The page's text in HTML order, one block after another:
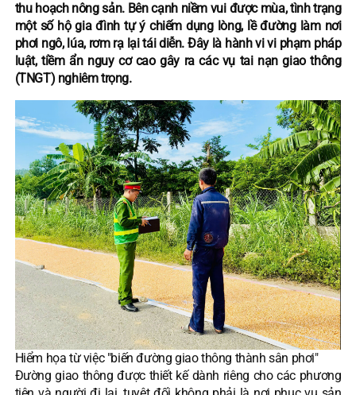
thu hoạch nông sản. Bên cạnh niềm vui được mùa, tình trạng
một số hộ gia đình tự ý chiếm dụng lòng, lề đường làm nơi
phơi ngô, lúa, rơm rạ lại tái diễn. Đây là hành vi vi phạm pháp
luật, tiềm ẩn nguy cơ cao gây ra các vụ tai nạn giao thông
(TNGT) nghiêm trọng.
Hiểm họa từ việc "biến đường giao thông thành sân phơi"
Đường giao thông được thiết kế dành riêng cho các phương